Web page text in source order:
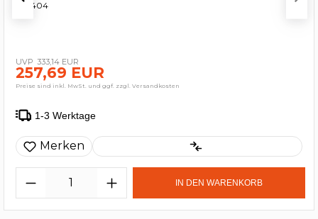
222404
333,14 EUR
257,69 EUR
Preise sind inkl. MwSt. und ggf. zzgl. Versandkosten
1-3 Werktage
Merken
IN DEN WARENKORB